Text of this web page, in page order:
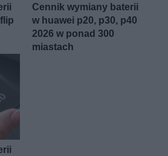
Cennik wymiany baterii
w huawei p20, p30, p40
2026 w ponad 300
miastach